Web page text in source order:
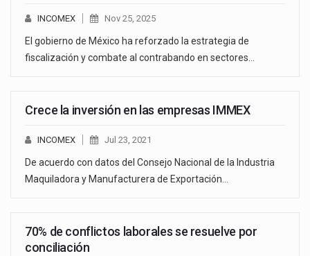
INCOMEX Nov 25, 2025
El gobierno de México ha reforzado la estrategia de
fiscalización y combate al contrabando en sectores…
Crece la inversión en las empresas IMMEX
INCOMEX Jul 23, 2021
De acuerdo con datos del Consejo Nacional de la Industria
Maquiladora y Manufacturera de Exportación…
70% de conflictos laborales se resuelve por
conciliación